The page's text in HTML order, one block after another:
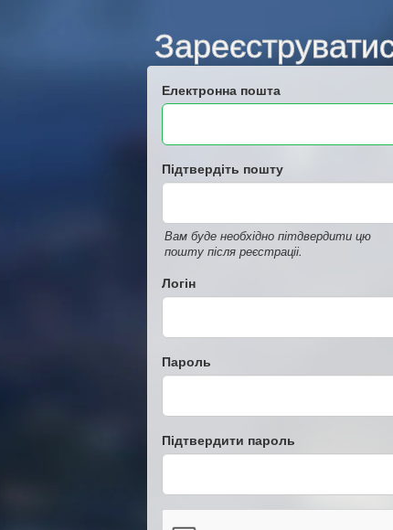
Електронна пошта
Підтвердіть пошту
Вам буде необхідно пітдвердити цю
пошту після реєстраціі.
Логін
Пароль
Підтвердити пароль